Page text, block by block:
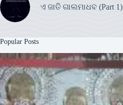
ଏ ଜାତି ଗାଲମାଧବ (Part 1)
Popular Posts